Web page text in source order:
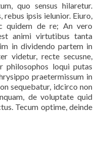
quo sensus hilaretur.
rebus ipsis ielunior. Eiuro,
quidem de re; An vero
animi virtutibus tanta
in dividendo partem in
videtur, recte secusne,
philosophos loqui putas
praetermissum in
sequebatur, idcirco non
de voluptate quid
Tecum optime, deinde